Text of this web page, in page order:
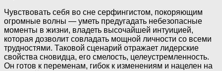
Чувствовать себя во сне серфингистом, покоряющим
огромные волны — уметь предугадать небезопасные
моменты в жизни, владеть высочайшей интуицией,
которая дозволит совладать мощной личности со всеми
трудностями. Таковой сценарий отражает лидерские
свойства сновидца, его смелость, целеустремленность.
Он готов к переменам, гибок к изменениям и нацелен на